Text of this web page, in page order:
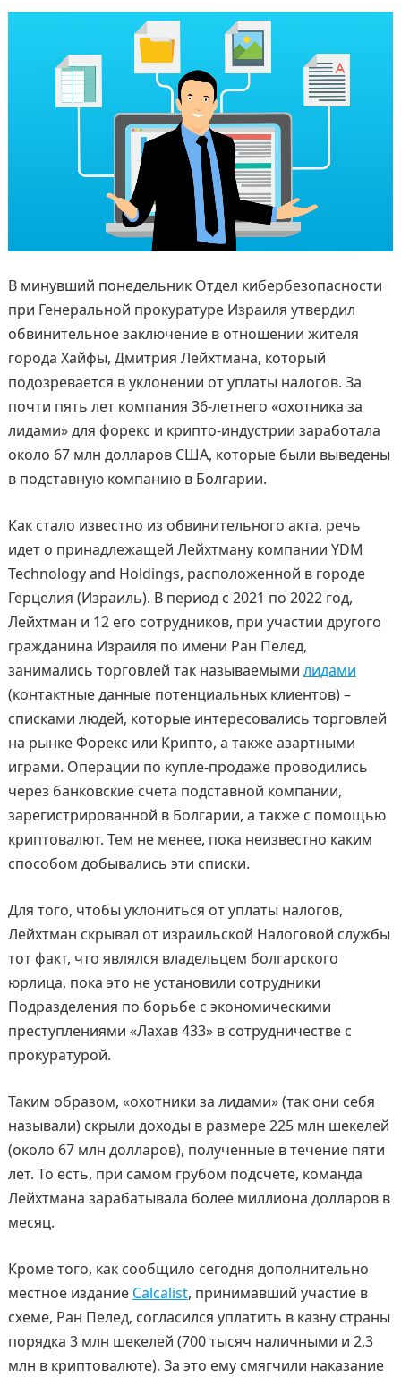
В минувший понедельник Отдел кибербезопасности
при Генеральной прокуратуре Израиля утвердил
обвинительное заключение в отношении жителя
города Хайфы, Дмитрия Лейхтмана, который
подозревается в уклонении от уплаты налогов. За
почти пять лет компания 36-летнего «охотника за
лидами» для форекс и крипто-индустрии заработала
около 67 млн долларов США, которые были выведены
в подставную компанию в Болгарии.
Как стало известно из обвинительного акта, речь
идет о принадлежащей Лейхтману компании YDM
Technology and Holdings, расположенной в городе
Герцелия (Израиль). В период с 2021 по 2022 год,
Лейхтман и 12 его сотрудников, при участии другого
гражданина Израиля по имени Ран Пелед,
занимались торговлей так называемыми лидами
(контактные данные потенциальных клиентов) –
списками людей, которые интересовались торговлей
на рынке Форекс или Крипто, а также азартными
играми. Операции по купле-продаже проводились
через банковские счета подставной компании,
зарегистрированной в Болгарии, а также с помощью
криптовалют. Тем не менее, пока неизвестно каким
способом добывались эти списки.
Для того, чтобы уклониться от уплаты налогов,
Лейхтман скрывал от израильской Налоговой службы
тот факт, что являлся владельцем болгарского
юрлица, пока это не установили сотрудники
Подразделения по борьбе с экономическими
преступлениями «Лахав 433» в сотрудничестве с
прокуратурой.
Таким образом, «охотники за лидами» (так они себя
называли) скрыли доходы в размере 225 млн шекелей
(около 67 млн долларов), полученные в течение пяти
лет. То есть, при самом грубом подсчете, команда
Лейхтмана зарабатывала более миллиона долларов в
месяц.
Кроме того, как сообщило сегодня дополнительно
местное издание Calcalist, принимавший участие в
схеме, Ран Пелед, согласился уплатить в казну страны
порядка 3 млн шекелей (700 тысяч наличными и 2,3
млн в криптовалюте). За это ему смягчили наказание